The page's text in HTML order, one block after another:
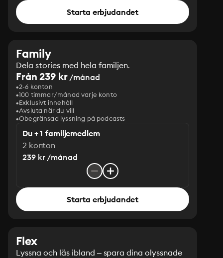
Starta erbjudandet
Family
Dela stories med hela familjen.
Från 239 kr/månad
2-6 konton
100 timmar/månad varje konto
Exklusivt innehåll
Avsluta när du vill
Obegränsad lyssning på podcasts
Du + 1 familjemedlem
2 konton
239 kr /månad
Starta erbjudandet
Flex
Lyssna och läs ibland – spara dina olyssnade